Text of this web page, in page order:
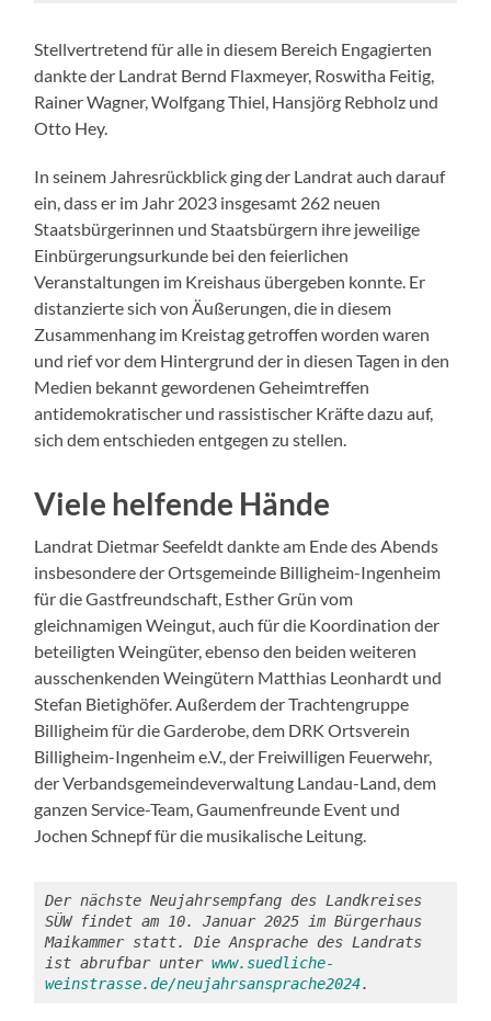
Stellvertretend für alle in diesem Bereich Engagierten
dankte der Landrat Bernd Flaxmeyer, Roswitha Feitig,
Rainer Wagner, Wolfgang Thiel, Hansjörg Rebholz und
Otto Hey.
In seinem Jahresrückblick ging der Landrat auch darauf
ein, dass er im Jahr 2023 insgesamt 262 neuen
Staatsbürgerinnen und Staatsbürgern ihre jeweilige
Einbürgerungsurkunde bei den feierlichen
Veranstaltungen im Kreishaus übergeben konnte. Er
distanzierte sich von Äußerungen, die in diesem
Zusammenhang im Kreistag getroffen worden waren
und rief vor dem Hintergrund der in diesen Tagen in den
Medien bekannt gewordenen Geheimtreffen
antidemokratischer und rassistischer Kräfte dazu auf,
sich dem entschieden entgegen zu stellen.
Viele helfende Hände
Landrat Dietmar Seefeldt dankte am Ende des Abends
insbesondere der Ortsgemeinde Billigheim-Ingenheim
für die Gastfreundschaft, Esther Grün vom
gleichnamigen Weingut, auch für die Koordination der
beteiligten Weingüter, ebenso den beiden weiteren
ausschenkenden Weingütern Matthias Leonhardt und
Stefan Bietighöfer. Außerdem der Trachtengruppe
Billigheim für die Garderobe, dem DRK Ortsverein
Billigheim-Ingenheim e.V., der Freiwilligen Feuerwehr,
der Verbandsgemeindeverwaltung Landau-Land, dem
ganzen Service-Team, Gaumenfreunde Event und
Jochen Schnepf für die musikalische Leitung.
Der nächste Neujahrsempfang des Landkreises
SÜW findet am 10. Januar 2025 im Bürgerhaus
Maikammer statt.
Die Ansprache des Landrats
ist abrufbar unter www.suedliche-
weinstrasse.de/neujahrsansprache2024.